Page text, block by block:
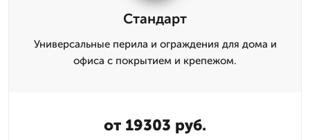
Стандарт
Универсальные перила и ограждения для дома и
офиса с покрытием и крепежом.
от 19303 руб.